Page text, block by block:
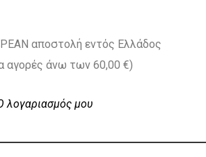
αποστολή εντός Ελλάδος
αγορές άνω των 60,00 €)
λογαριασμός μου